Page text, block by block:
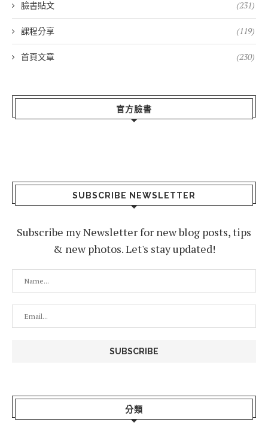
臉書貼文 (231)
課程分享 (119)
首頁文章 (230)
官方臉書
SUBSCRIBE NEWSLETTER
Subscribe my Newsletter for new blog posts, tips
& new photos. Let's stay updated!
分類